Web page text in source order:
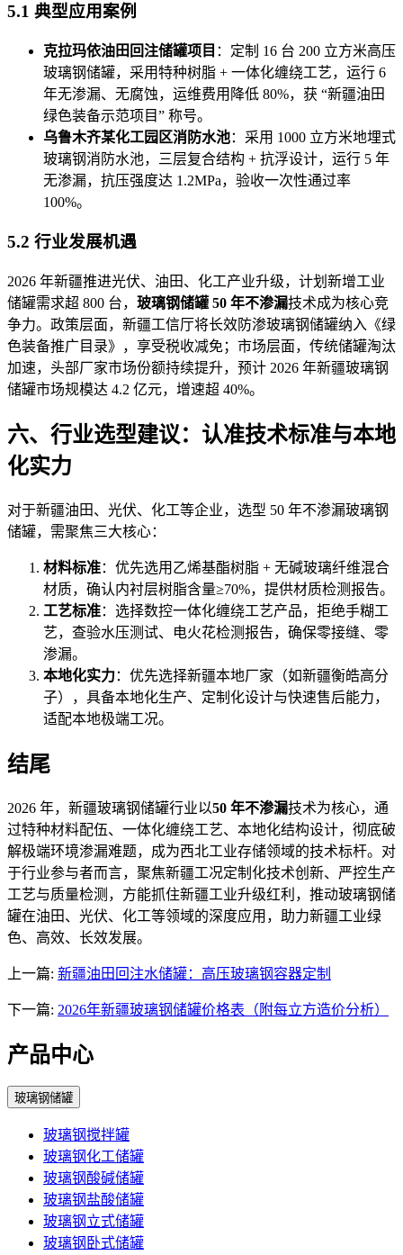
5.1 典型应用案例
克拉玛依油田回注储罐项目 ：定制 16 台 200 立方米高压
玻璃钢储罐，采用特种树脂 + 一体化缠绕工艺，运行 6
年无渗漏、无腐蚀，运维费用降低 80%，获 “新疆油田
绿色装备示范项目” 称号。
乌鲁木齐某化工园区消防水池：采用 1000 立方米地埋式
玻璃钢消防水池，三层复合结构 + 抗浮设计，运行 5 年
无渗漏，抗压强度达 1.2MPa，验收一次性通过率
100%。
5.2 行业发展机遇
2026 年新疆推进光伏、油田、化工产业升级，计划新增工业
储罐需求超 800 台， 玻璃钢储罐 50 年不渗漏技术成为核心竞
争力。政策层面，新疆工信厅将长效防渗玻璃钢储罐纳入《绿
色装备推广目录》，享受税收减免；市场层面，传统储罐淘汰
加速，头部厂家市场份额持续提升，预计 2026 年新疆玻璃钢
储罐市场规模达 4.2 亿元，增速超 40%。
六、行业选型建议：认准技术标准与本地
化实力
对于新疆油田、光伏、化工等企业，选型 50 年不渗漏玻璃钢
储罐，需聚焦三大核心：
材料标准：优先选用乙烯基酯树脂 + 无碱玻璃纤维混合
材质，确认内衬层树脂含量≥70%，提供材质检测报告。
工艺标准：选择数控一体化缠绕工艺产品，拒绝手糊工
艺，查验水压测试、电火花检测报告，确保零接缝、零
渗漏。
本地化实力：优先选择新疆本地厂家（如新疆衡皓高分
子），具备本地化生产、定制化设计与快速售后能力，
适配本地极端工况。
结尾
2026 年，新疆玻璃钢储罐行业以50 年不渗漏技术为核心，通
过特种材料配伍、一体化缠绕工艺、本地化结构设计，彻底破
解极端环境渗漏难题，成为西北工业存储领域的技术标杆。对
于行业参与者而言，聚焦新疆工况定制化技术创新、严控生产
工艺与质量检测，方能抓住新疆工业升级红利，推动玻璃钢储
罐在油田、光伏、化工等领域的深度应用，助力新疆工业绿
色、高效、长效发展。
上一篇: 新疆油田回注水储罐：高压玻璃钢容器定制
下一篇: 2026年新疆玻璃钢储罐价格表（附每立方造价分析）
产品中心
玻璃钢储罐
玻璃钢搅拌罐
玻璃钢化工储罐
玻璃钢酸碱储罐
玻璃钢盐酸储罐
玻璃钢立式储罐
玻璃钢卧式储罐